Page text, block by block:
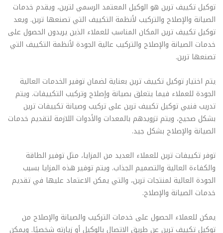
توكيل تكييف ترين هو الوكيل المعتمد الرسمي لترين، ويقدم خدمات
الصيانة والإصلاح والتركيب لأنظمة التكييف التي تصنعها ترين. ويعد
توكيل تكييف ترين المكان المناسب للعملاء الذين يريدون الحصول على
خدمات الصيانة والإصلاح والتركيب عالية الجودة لأنظمة التكييف التي
تصنعها ترين.
يتم اختيار توكيل تكييف ترين بعناية لضمان توفير الخدمات العالية
الجودة للعملاء فيما يتعلق بصيانة وإصلاح وتركيب التكييفات. ويتم
تدريب فنيي توكيل تكييف ترين على تركيب وصيانة تكييفات ترين
بشكل صحيح، ويتم تزويدهم بالمعدات والأدوات اللازمة لتقديم خدمات
الصيانة والإصلاح بشكل جيد.
توفر تكييفات ترين للعملاء العديد من المزايا، مثل توفير الطاقة
والكفاءة العالية والتصميم الجذاب. ويتم توفير هذه المزايا بسبب
الجودة العالية لمنتجات ترين، والتي يمكن الاعتماد عليها في تقديم
خدمات الصيانة والإصلاح.
يمكن للعملاء الحصول على خدمات التركيب والصيانة والإصلاح من
توكيل تكييف ترين عن طريق الاتصال بالوكيل أو زيارته شخصيًا. ويمكن